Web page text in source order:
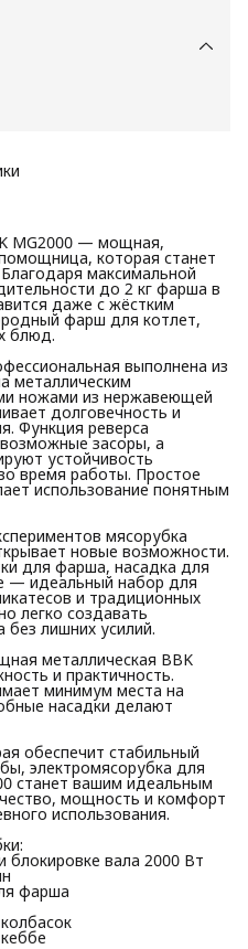
MG2000 — мощная,
которая станет
максимальной
до 2 кг фарша в
даже с жёстким
фарш для котлет,
блюд.
выполнена из
металлическим
ножами из нержавеющей
долговечность и
Функция реверса
засоры, а
устойчивость
время работы. Простое
использование понятным
мясорубка
новые возможности.
для фарша, насадка для
— идеальный набор для
и традиционных
легко создавать
лишних усилий.
металлическая BBK
и практичность.
минимум места на
насадки делают
обеспечит стабильный
электромясорубка для
станет вашим идеальным
мощность и комфорт
использования.
блокировке вала 2000 Вт
фарша